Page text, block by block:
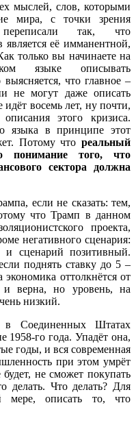
мыслей, слов, которыми
мира, с точки зрения
так, что
еë имманентной,
только вы начинаете на
языке описывать
что главное –
не могут даже описать
восемь лет, ну почти,
этого кризиса.
языка в принципе этот
Потому что реальный
понимание того, что
сектора должна
если не сказать: тем,
что Трамп в данном
проекта,
негативного сценария:
и сценарий позитивный.
поднять ставку до 5 –
оттолкнëтся от
верна, но уровень, на
низкий.
в Соединенных Штатах
1958-го года. Упадëт она,
годы, и вся современная
при этом умрëт
не сможет покупать
делать. Что делать? Для
мере, описать то, что